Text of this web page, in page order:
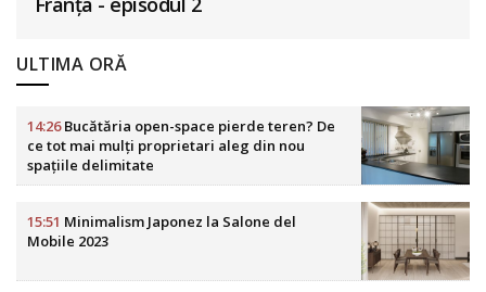
ULTIMA ORĂ
14:26Bucătăria open-space pierde teren? De
ce tot mai mulți proprietari aleg din nou
spațiile delimitate
15:51 Minimalism Japonez la Salone del
Mobile 2023